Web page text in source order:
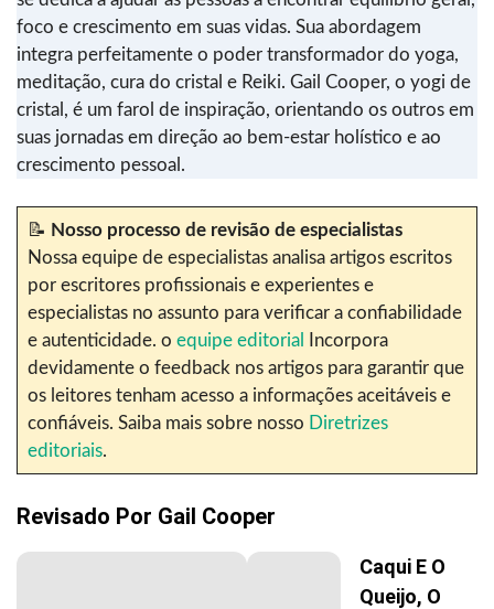
foco e crescimento em suas vidas. Sua abordagem
integra perfeitamente o poder transformador do yoga,
meditação, cura do cristal e Reiki. Gail Cooper, o yogi de
cristal, é um farol de inspiração, orientando os outros em
suas jornadas em direção ao bem-estar holístico e ao
crescimento pessoal.
📝 Nosso processo de revisão de especialistas
Nossa equipe de especialistas analisa artigos escritos
por escritores profissionais e experientes e
especialistas no assunto para verificar a confiabilidade
e autenticidade. o equipe editorial
Incorpora
devidamente o feedback nos artigos para garantir que
os leitores tenham acesso a informações aceitáveis e
confiáveis. Saiba mais sobre nosso Diretrizes
editoriais.
Revisado Por Gail Cooper
Caqui E O
Queijo, O